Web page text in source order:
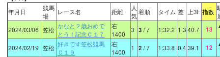
年月日
競馬
場
レース名 距離
人
気
着順 タイム 差 上3F 指数
2024/03/06 笠松 かなと２歳おめで
とう！記念Ｃ１７
右
1400
3 3/ 7 1:32.2 1.3 40.7 13
2024/02/19 笠松 好きです笠松競馬
Ｃ１９
右
1400
1 2/ 7 1:33.8 0.439.1 12